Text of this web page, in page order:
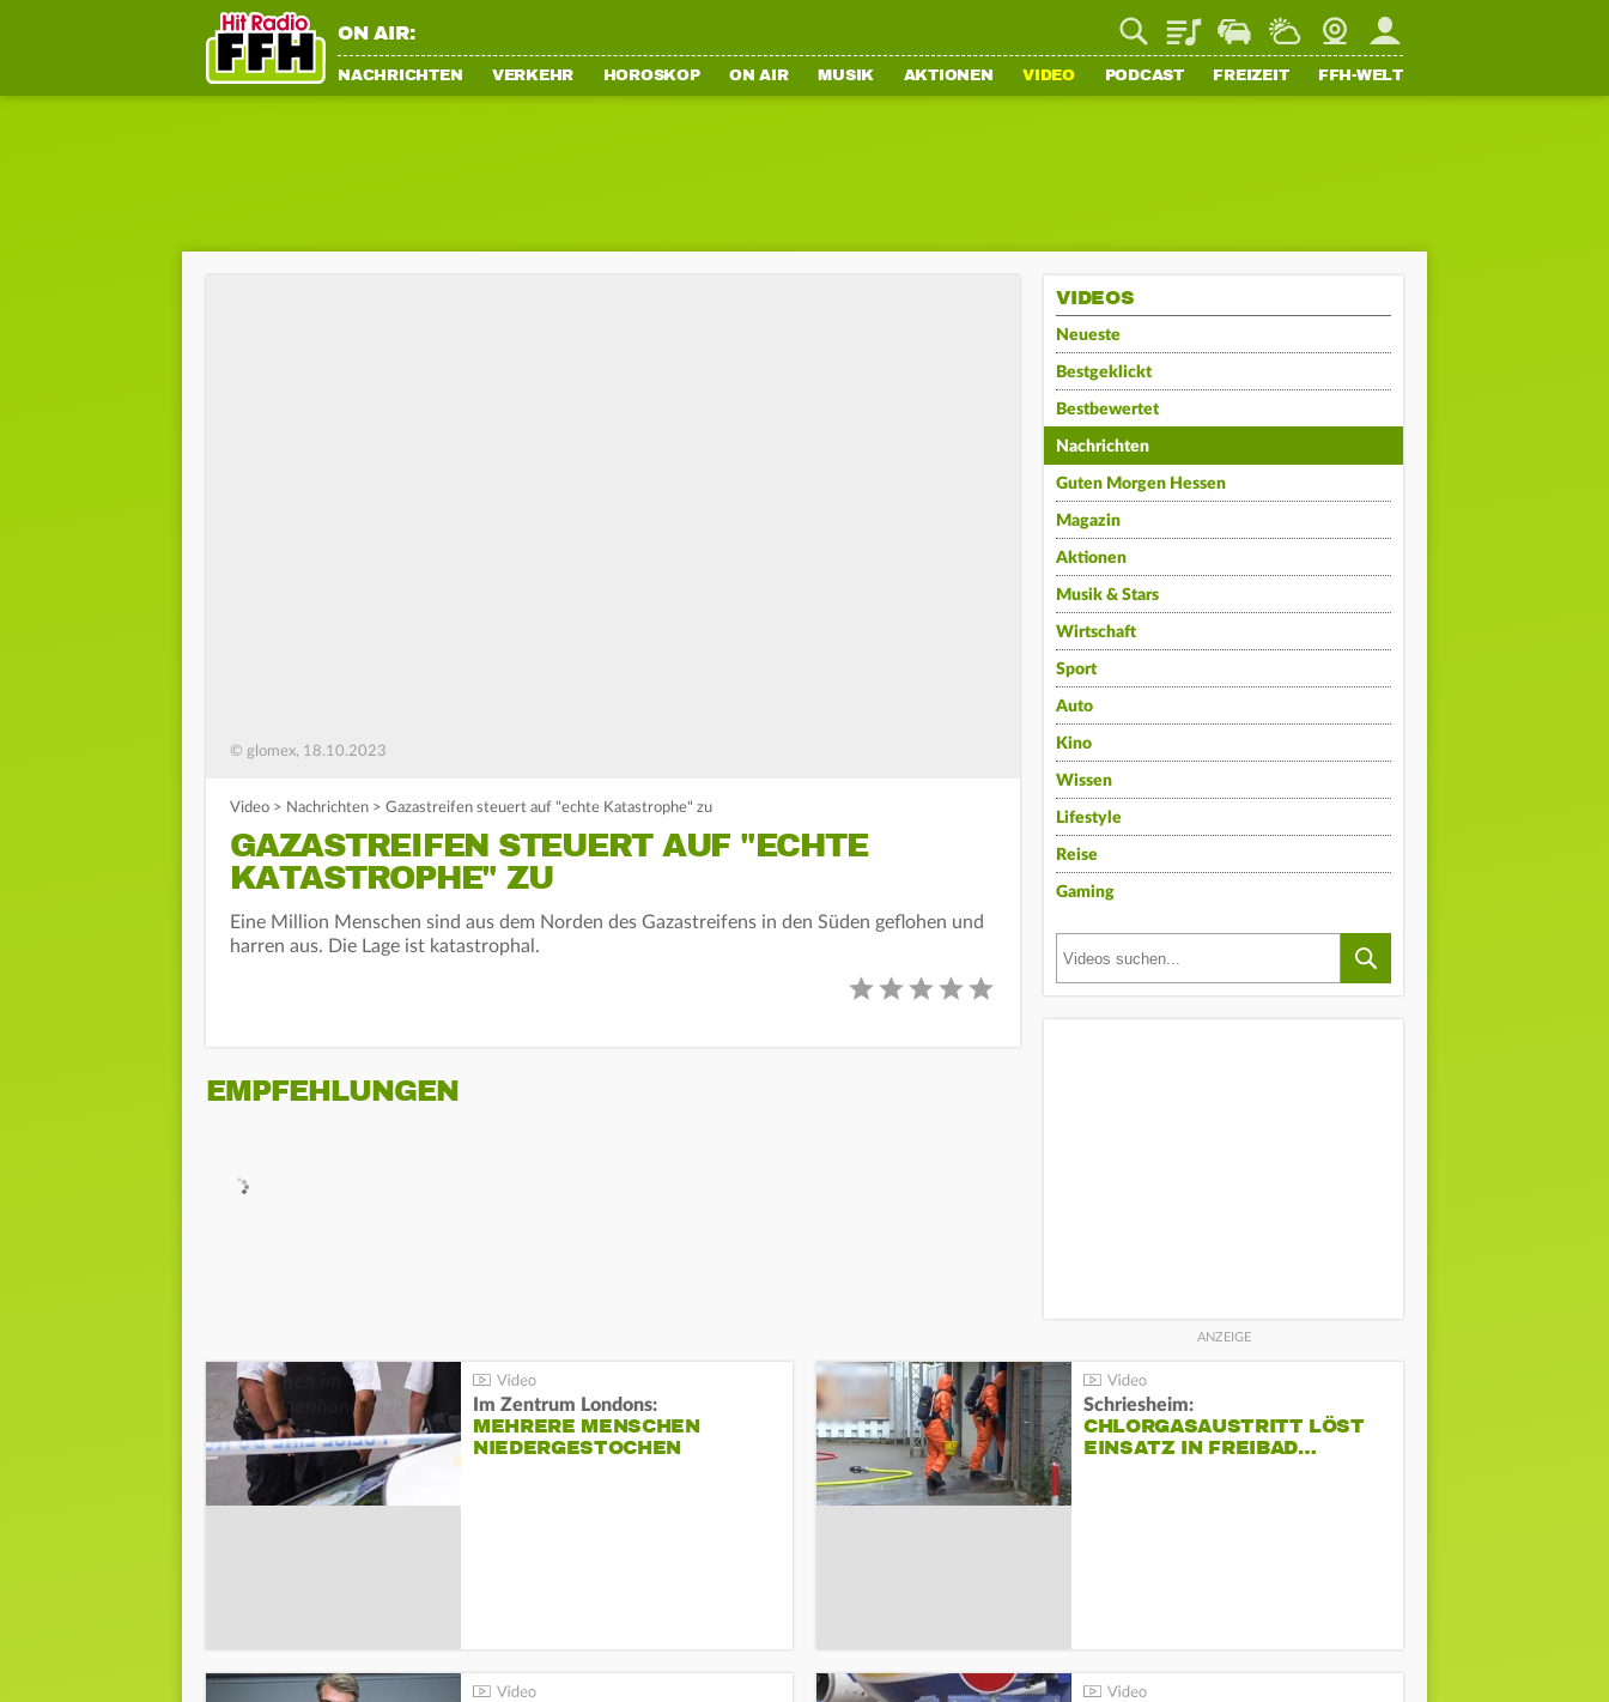
ON AIR: PlaylistStaupilotWetterWebcamMein FFH
NACHRICHTEN VERKEHR HOROSKOP ON AIR MUSIK AKTIONEN VIDEO PODCAST FREIZEIT FFH-WELT
© glomex, 18.10.2023
Video > Nachrichten > Gazastreifen steuert auf "echte Katastrophe" zu
GAZASTREIFEN STEUERT AUF "ECHTE
KATASTROPHE" ZU
Eine Million Menschen sind aus dem Norden des Gazastreifens in den Süden geflohen und
harren aus. Die Lage ist katastrophal.
EMPFEHLUNGEN
VIDEOS
Neueste
Bestgeklickt
Bestbewertet
Nachrichten
Guten Morgen Hessen
Magazin
Aktionen
Musik & Stars
Wirtschaft
Sport
Auto
Kino
Wissen
Lifestyle
Reise
Gaming
Im Zentrum Londons:
MEHRERE MENSCHEN
NIEDERGESTOCHEN
Schriesheim:
CHLORGASAUSTRITT LÖST
EINSATZ IN FREIBAD…